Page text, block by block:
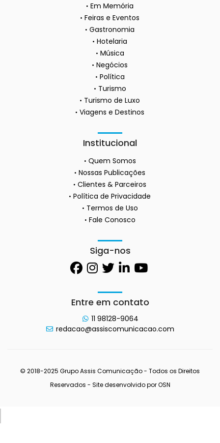
Em Memória
Feiras e Eventos
Gastronomia
Hotelaria
Música
Negócios
Política
Turismo
Turismo de Luxo
Viagens e Destinos
Institucional
Quem Somos
Nossas Publicações
Clientes & Parceiros
Política de Privacidade
Termos de Uso
Fale Conosco
Siga-nos
Entre em contato
11 98128-9064
redacao@assiscomunicacao.com
© 2018-2025 Grupo Assis Comunicação - Todos os Direitos
Reservados - Site desenvolvido porOSN